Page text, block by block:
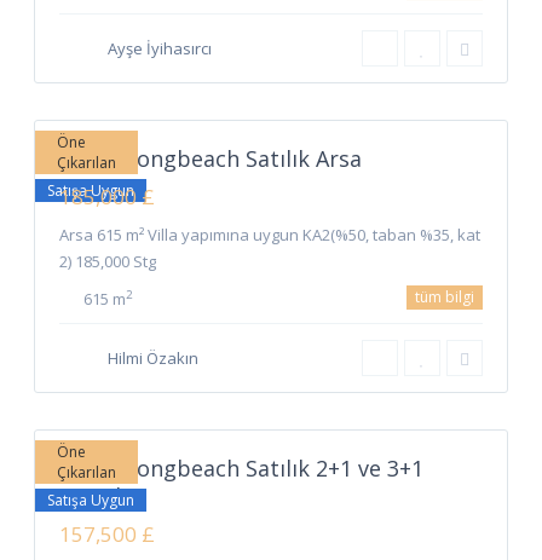
Ayşe İyihasırcı
Beach,
Öne
Çıkarılan
Satışa Uygun
İskele Longbeach Satılık Arsa
185,000 £
Arsa 615 m² Villa yapımına uygun KA2(%50, taban %35, kat
2) 185,000 Stg
615 m2 tüm bilgi
Hilmi Özakın
Beach,
Öne
Çıkarılan
Satışa Uygun
İskele Longbeach Satılık 2+1 ve 3+1
Daireler
157,500 £